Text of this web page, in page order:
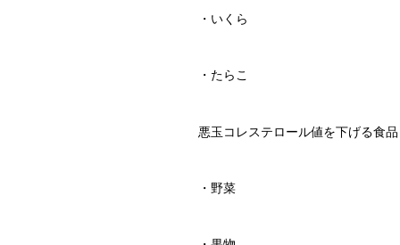
・いくら
・たらこ
悪玉コレステロール値を下げる食
・野菜